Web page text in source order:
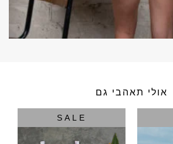
אולי תאהבי גם
SALE